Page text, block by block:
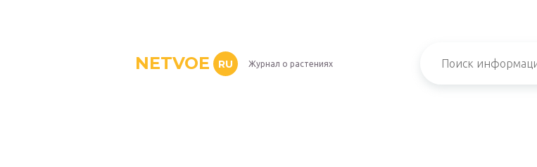
NETVOE RU Журнал о растениях